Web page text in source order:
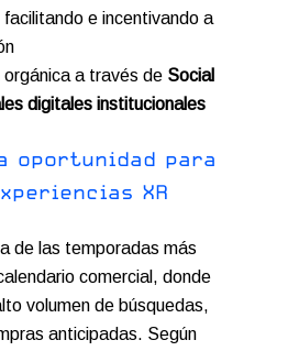
facilitando e incentivando a
orgánica a través de Social
digitales institucionales
oportunidad para
xperiencias XR
de las temporadas más
comercial, donde
volumen de búsquedas,
anticipadas. Según